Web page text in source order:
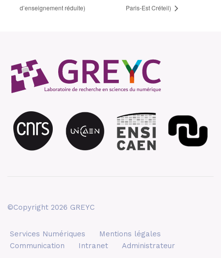
d’enseignement réduite)
Paris-Est Créteil)
©Copyright 2026 GREYC
Services Numériques
Mentions légales
Communication
Intranet Administrateur